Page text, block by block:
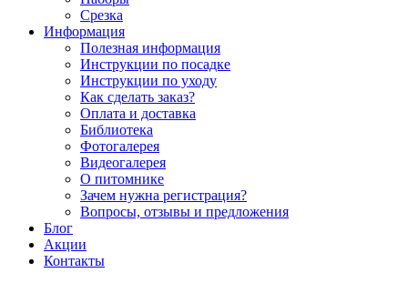
Срезка
Информация
Полезная информация
Инструкции по посадке
Инструкции по уходу
Как сделать заказ?
Оплата и доставка
Библиотека
Фотогалерея
Видеогалерея
О питомнике
Зачем нужна регистрация?
Вопросы, отзывы и предложения
Блог
Акции
Контакты